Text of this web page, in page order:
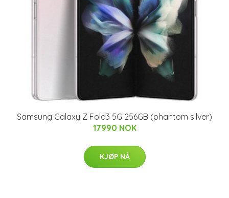
Samsung Galaxy Z Fold3 5G 256GB (phantom silver)
17990 NOK
KJØP NÅ